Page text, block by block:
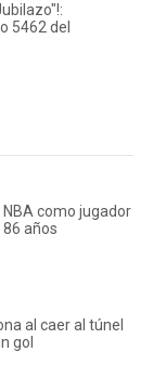
5462 del
NBA como jugador
años
al caer al túnel
gol